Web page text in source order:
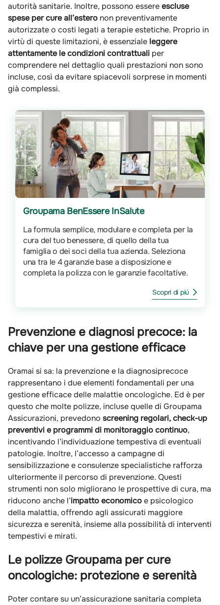
autorità sanitarie. Inoltre, possono essereescluse
spese per cure all’estero non preventivamente
autorizzate o costi legati a terapie estetiche. Proprio in
virtù di queste limitazioni, è essenziale leggere
attentamente le condizioni contrattuali per
comprendere nel dettaglio quali prestazioni non sono
incluse, così da evitare spiacevoli sorprese in momenti
già complessi.
Groupama BenEssere InSalute
La formula semplice, modulare e completa per la
cura del tuo benessere, di quello della tua
famiglia o dei soci della tua azienda. Seleziona
una tra le 4 garanzie base a disposizione e
completa la polizza con le garanzie facoltative.
Scopri di piú
Prevenzione e diagnosi precoce: la
chiave per una gestione efficace
Oramai si sa: la prevenzione e la diagnosiprecoce
rappresentano i due elementi fondamentali per una
gestione efficace delle malattie oncologiche. Ed è per
questo che molte polizze, incluse quelle di Groupama
Assicurazioni, prevedono screening regolari, check-up
preventivi e programmi di monitoraggio continuo,
incentivando l’individuazione tempestiva di eventuali
patologie. Inoltre, l’accesso a campagne di
sensibilizzazione e consulenze specialistiche rafforza
ulteriormente il percorso di prevenzione. Questi
strumenti non solo migliorano le prospettive di cura, ma
riducono anche l’impatto economicoe psicologico
della malattia, offrendo agli assicurati maggiore
sicurezza e serenità, insieme alla possibilità di interventi
tempestivi e mirati.
Le polizze Groupama per cure
oncologiche: protezione e serenità
Poter contare su un’assicurazione sanitaria completa